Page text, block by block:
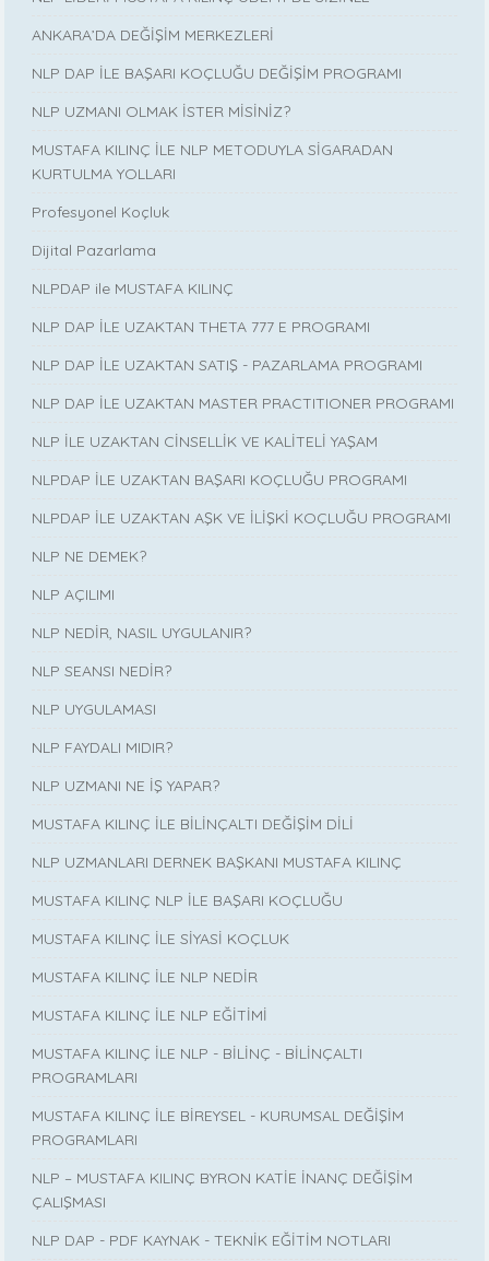
ANKARA’DA DEĞİŞİM MERKEZLERİ
NLP DAP İLE BAŞARI KOÇLUĞU DEĞİŞİM PROGRAMI
NLP UZMANI OLMAK İSTER MİSİNİZ?
MUSTAFA KILINÇ İLE NLP METODUYLA SİGARADAN
KURTULMA YOLLARI
Profesyonel Koçluk
Dijital Pazarlama
NLPDAP ile MUSTAFA KILINÇ
NLP DAP İLE UZAKTAN THETA 777 E PROGRAMI
NLP DAP İLE UZAKTAN SATIŞ - PAZARLAMA PROGRAMI
NLP DAP İLE UZAKTAN MASTER PRACTITIONER PROGRAMI
NLP İLE UZAKTAN CİNSELLİK VE KALİTELİ YAŞAM
NLPDAP İLE UZAKTAN BAŞARI KOÇLUĞU PROGRAMI
NLPDAP İLE UZAKTAN AŞK VE İLİŞKİ KOÇLUĞU PROGRAMI
NLP NE DEMEK?
NLP AÇILIMI
NLP NEDİR, NASIL UYGULANIR?
NLP SEANSI NEDİR?
NLP UYGULAMASI
NLP FAYDALI MIDIR?
NLP UZMANI NE İŞ YAPAR?
MUSTAFA KILINÇ İLE BİLİNÇALTI DEĞİŞİM DİLİ
NLP UZMANLARI DERNEK BAŞKANI MUSTAFA KILINÇ
MUSTAFA KILINÇ NLP İLE BAŞARI KOÇLUĞU
MUSTAFA KILINÇ İLE SİYASİ KOÇLUK
MUSTAFA KILINÇ İLE NLP NEDİR
MUSTAFA KILINÇ İLE NLP EĞİTİMİ
MUSTAFA KILINÇ İLE NLP - BİLİNÇ - BİLİNÇALTI
PROGRAMLARI
MUSTAFA KILINÇ İLE BİREYSEL - KURUMSAL DEĞİŞİM
PROGRAMLARI
NLP – MUSTAFA KILINÇ BYRON KATİE İNANÇ DEĞİŞİM
ÇALIŞMASI
NLP DAP - PDF KAYNAK - TEKNİK EĞİTİM NOTLARI